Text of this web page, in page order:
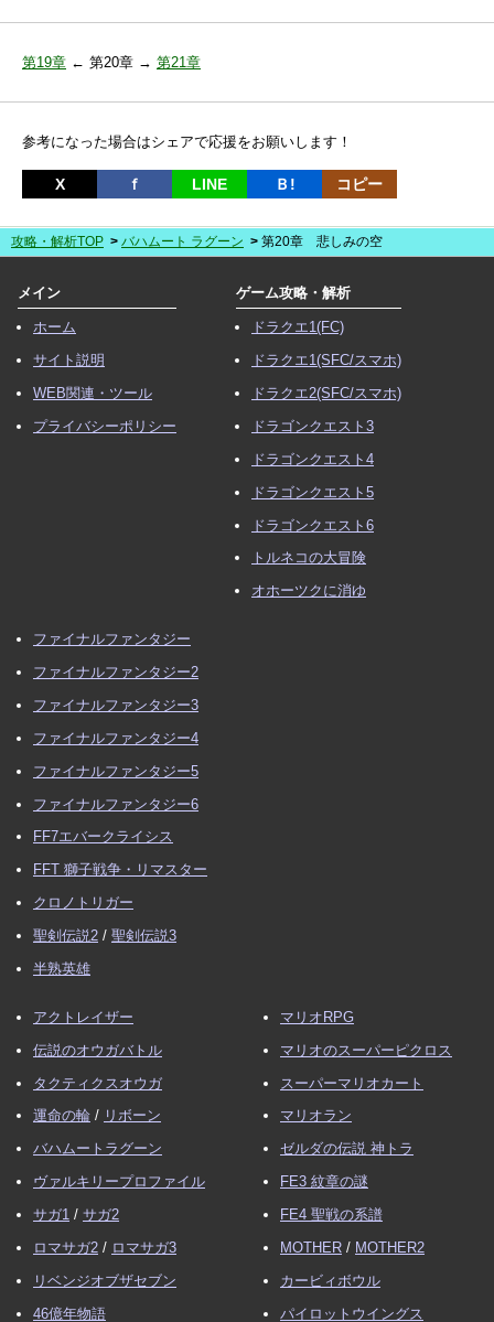
第19章 ← 第20章 → 第21章
参考になった場合はシェアで応援をお願いします！
X ｆ LINE Ｂ! コピー
攻略・解析TOP バハムート ラグーン 第20章 悲しみの空
メイン
ホーム
サイト説明
WEB関連・ツール
プライバシーポリシー
ゲーム攻略・解析
ドラクエ1(FC)
ドラクエ1(SFC/スマホ)
ドラクエ2(SFC/スマホ)
ドラゴンクエスト3
ドラゴンクエスト4
ドラゴンクエスト5
ドラゴンクエスト6
トルネコの大冒険
オホーツクに消ゆ
ファイナルファンタジー
ファイナルファンタジー2
ファイナルファンタジー3
ファイナルファンタジー4
ファイナルファンタジー5
ファイナルファンタジー6
FF7エバークライシス
FFT 獅子戦争・リマスター
クロノトリガー
聖剣伝説2 / 聖剣伝説3
半熟英雄
アクトレイザー
伝説のオウガバトル
タクティクスオウガ
運命の輪 / リボーン
バハムートラグーン
ヴァルキリープロファイル
サガ1 / サガ2
ロマサガ2 / ロマサガ3
リベンジオブザセブン
46億年物語
マリオRPG
マリオのスーパーピクロス
スーパーマリオカート
マリオラン
ゼルダの伝説 神トラ
FE3 紋章の謎
FE4 聖戦の系譜
MOTHER / MOTHER2
カービィボウル
パイロットウイングス